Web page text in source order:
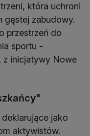
która uchroni
gęstej zabudowy.
przestrzeń do
sportu -
z inicjatywy Nowe
deklarujące jako
aktywistów.